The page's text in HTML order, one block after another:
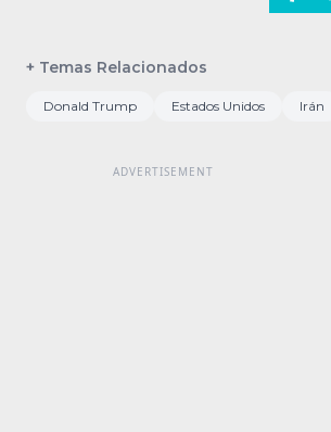
+ Temas Relacionados
Donald Trump Estados Unidos Irán